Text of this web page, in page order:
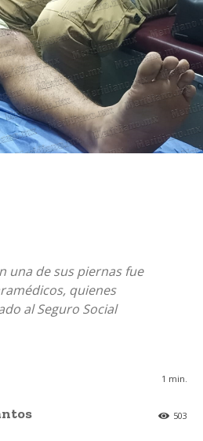
una de sus piernas fue
quienes
al Seguro Social
1 min.
503